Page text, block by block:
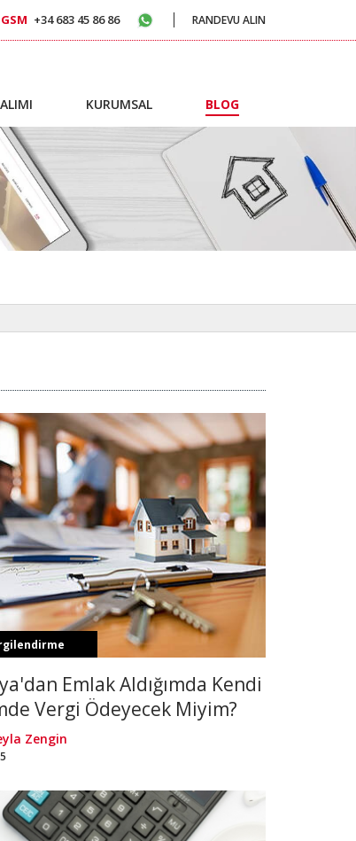
Emlak Aldığımda Kendi
Vergi Ödeyecek Miyim?
Zengin
GSM +34 683 45 86 86 RANDEVU ALIN
KURUMSAL BLOG